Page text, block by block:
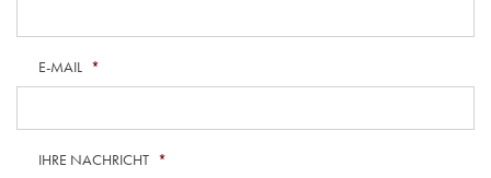
E-MAIL *
IHRE NACHRICHT *